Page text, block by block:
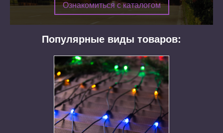
Ознакомиться с каталогом
Популярные виды товаров: